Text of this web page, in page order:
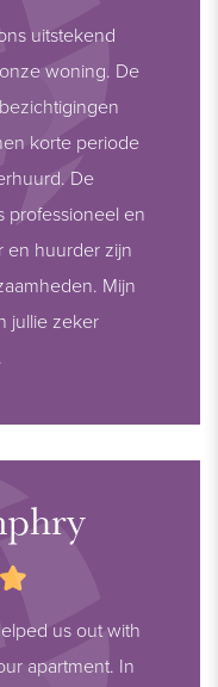
uitstekend
woning. De
korte periode
De
professioneel en
en huurder zijn
Mijn
jullie zeker
us out with
apartment. In